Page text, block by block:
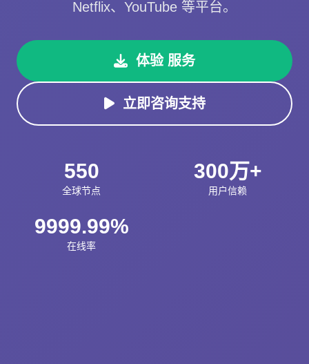
Netflix、YouTube 等平台。
体验 服务
立即咨询支持
550
全球节点
300万+
用户信赖
9999.99%
在线率